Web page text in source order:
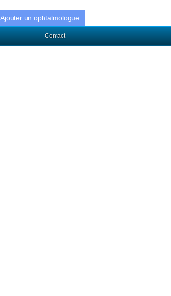
Ajouter un ophtalmologue
Contact